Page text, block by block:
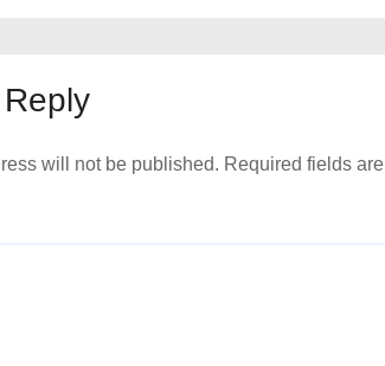
will not be published. Required fields